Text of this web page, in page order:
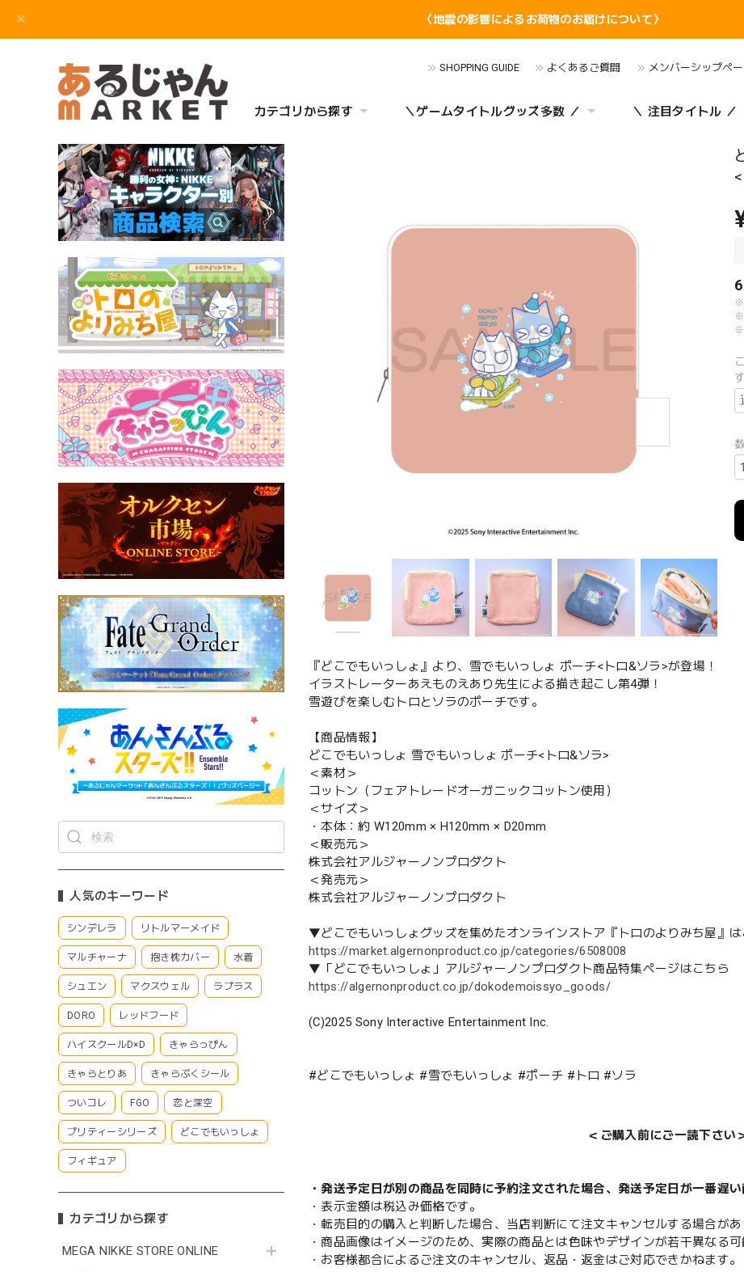
〈地震の影響によるお荷物のお届けについて〉
SHOPPING GUIDE よくあるご質問 メンバーシップペ
カテゴリから探す ＼ゲームタイトルグッズ多数 ／ ＼ 注目タイトル ／
人気のキーワード
シンデレラ リトルマーメイド
マルチャーナ 抱き枕カバー 水着
シュエン マクスウェル ラプラス
DORO レッドフード
ハイスクールD×D きゃらっぴん
きゃらとりあ きゃらぷくシール
ついコレ FGO 恋と深空
プリティーシリーズ どこでもいっしょ
フィギュア
カテゴリから探す
MEGA NIKKE STORE ONLINE
※
※
『どこでもいっしょ』より、雪でもいっしょ ポーチ<トロ&ソラ>が登場！
イラストレーターあえものえあり先生による描き起こし第4弾！
雪遊びを楽しむトロとソラのポーチです。
【商品情報】
どこでもいっしょ 雪でもいっしょ ポーチ<トロ&ソラ>
＜素材＞
コットン（フェアトレードオーガニックコットン使用）
＜サイズ＞
・本体：約 W120mm × H120mm × D20mm
＜販売元＞
株式会社アルジャーノンプロダクト
＜発売元＞
株式会社アルジャーノンプロダクト
▼どこでもいっしょグッズを集めたオンラインストア『トロのよりみち屋』は
https://market.algernonproduct.co.jp/categories/6508008
▼「どこでもいっしょ」アルジャーノンプロダクト商品特集ページはこちら
https://algernonproduct.co.jp/dokodemoissyo_goods/
(C)2025 Sony Interactive Entertainment Inc.
#どこでもいっしょ #雪でもいっしょ #ポーチ #トロ #ソラ
＜ご購入前にご一読下さい
・発送予定日が別の商品を同時に予約注文された場合、発送予定日が一番遅
・表示金額は税込み価格です。
・転売目的の購入と判断した場合、当店判断にて注文キャンセルする場合があ
・商品画像はイメージのため、実際の商品とは色味やデザインが若干異なる可
・お客様都合によるご注文のキャンセル、返品・返金はご対応できかねます。